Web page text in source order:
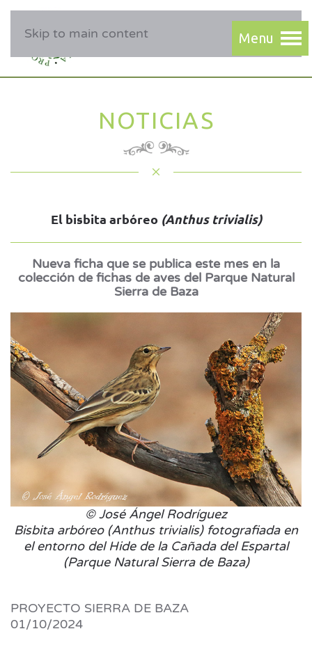
Skip to main content
NOTICIAS
El bisbita arbóreo (Anthus trivialis)
Nueva ficha que se publica este mes en la
colección de fichas de aves del Parque Natural
Sierra de Baza
© José Ángel Rodríguez
Bisbita arbóreo (Anthus trivialis) fotografiada en
el entorno del Hide de la Cañada del Espartal
(Parque Natural Sierra de Baza)
PROYECTO SIERRA DE BAZA
01/10/2024